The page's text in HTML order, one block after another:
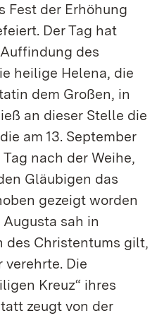
Fest der Erhöhung
Der Tag hat
des
heilige Helena, die
dem Großen, in
an dieser Stelle die
am 13. September
nach der Weihe,
Gläubigen das
gezeigt worden
sah in
des Christentums gilt,
verehrte. Die
Kreuz“ ihres
zeugt von der